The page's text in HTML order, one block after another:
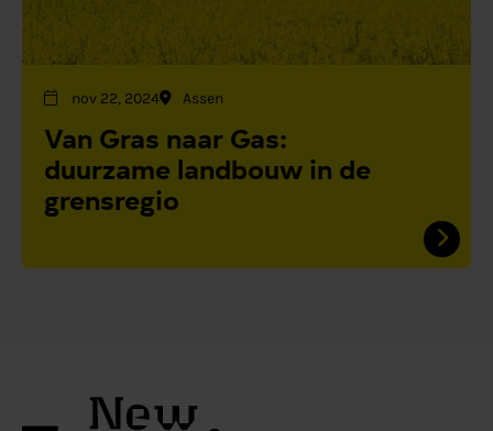
nov 22, 2024 Assen
Van Gras naar Gas:
duurzame landbouw in de
grensregio